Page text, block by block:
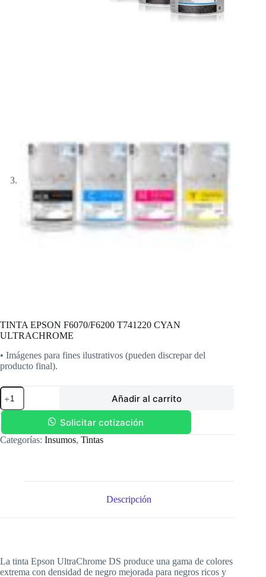
TINTA EPSON F6070/F6200 T741220 CYAN
ULTRACHROME
• Imágenes para fines ilustrativos (pueden discrepar del
producto final).
TINTA
EPSON
F6070/F6200
CYAN
ULTRACHROME
Añadir al carrito
Solicitar cotización
Categorías: Insumos, Tintas
Descripción
La tinta Epson UltraChrome DS produce una gama de colores
extrema con densidad de negro mejorada para negros ricos y